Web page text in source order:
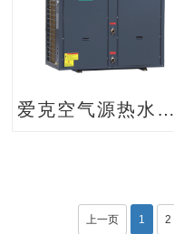
爱克空气源热水热泵
上一页 1 2